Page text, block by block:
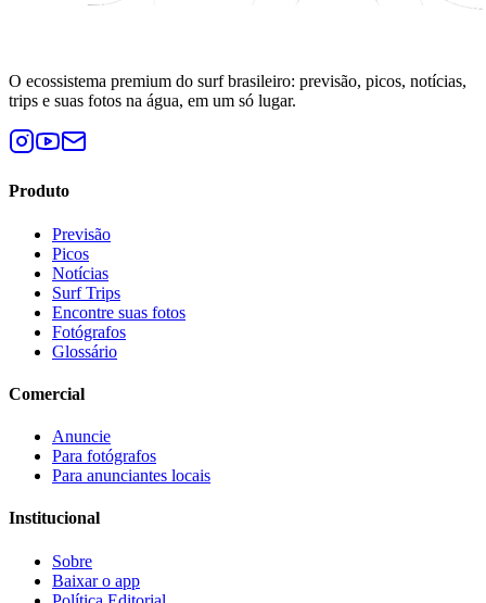
O ecossistema premium do surf brasileiro: previsão, picos, notícias,
trips e suas fotos na água, em um só lugar.
Produto
Previsão
Picos
Notícias
Surf Trips
Encontre suas fotos
Fotógrafos
Glossário
Comercial
Anuncie
Para fotógrafos
Para anunciantes locais
Institucional
Sobre
Baixar o app